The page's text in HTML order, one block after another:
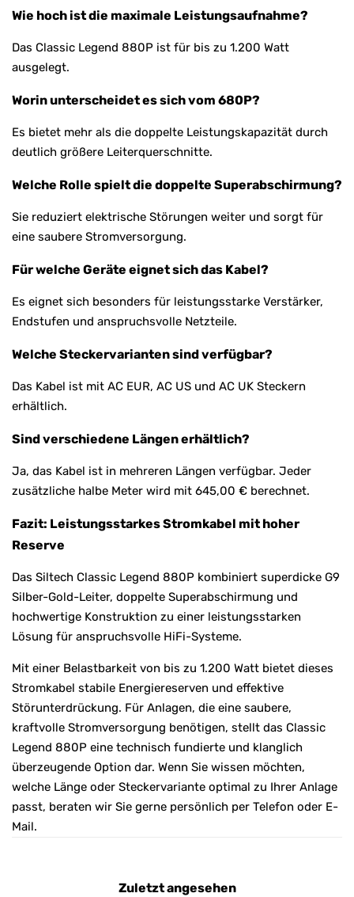
Wie hoch ist die maximale Leistungsaufnahme?
Das Classic Legend 880P ist für bis zu 1.200 Watt
ausgelegt.
Worin unterscheidet es sich vom 680P?
Es bietet mehr als die doppelte Leistungskapazität durch
deutlich größere Leiterquerschnitte.
Welche Rolle spielt die doppelte Superabschirmung?
Sie reduziert elektrische Störungen weiter und sorgt für
eine saubere Stromversorgung.
Für welche Geräte eignet sich das Kabel?
Es eignet sich besonders für leistungsstarke Verstärker,
Endstufen und anspruchsvolle Netzteile.
Welche Steckervarianten sind verfügbar?
Das Kabel ist mit AC EUR, AC US und AC UK Steckern
erhältlich.
Sind verschiedene Längen erhältlich?
Ja, das Kabel ist in mehreren Längen verfügbar. Jeder
zusätzliche halbe Meter wird mit 645,00 € berechnet.
Fazit: Leistungsstarkes Stromkabel mit hoher
Reserve
Das Siltech Classic Legend 880P kombiniert superdicke G9
Silber-Gold-Leiter, doppelte Superabschirmung und
hochwertige Konstruktion zu einer leistungsstarken
Lösung für anspruchsvolle HiFi-Systeme.
Mit einer Belastbarkeit von bis zu 1.200 Watt bietet dieses
Stromkabel stabile Energiereserven und effektive
Störunterdrückung. Für Anlagen, die eine saubere,
kraftvolle Stromversorgung benötigen, stellt das Classic
Legend 880P eine technisch fundierte und klanglich
überzeugende Option dar. Wenn Sie wissen möchten,
welche Länge oder Steckervariante optimal zu Ihrer Anlage
passt, beraten wir Sie gerne persönlich per Telefon oder E-
Mail.
Zuletzt angesehen